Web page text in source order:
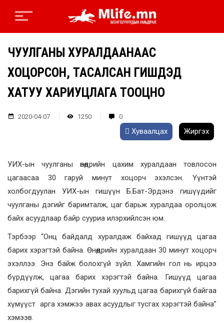
ЧУУЛГАНЫ ХУРАЛДААНААС
ХОЦОРСОН, ТАСАЛСАН ГИШҮҮДЭД
ХАТУУ ХАРИУЦЛАГА ТООЦНО
2020-04-07 1250 0
Хуваалцах Жиргэх
УИХ-ын чуулганы өнөөдрийн цахим хуралдаан товлосон
цагаасаа 30 гаруй минут хоцорч эхэлсэн. Үүнтэй
холбогдуулан УИХ-ын гишүүн Б.Бат-Эрдэнэ гишүүдийг
чуулганы дэгийг баримталж, цаг барьж хуралдаа оролцож
байх асуудлаар байр сууриа илэрхийлсэн юм.
Тэрбээр “Онц байдалд хуралдаж байхад гишүүд цагаа
барих хэрэгтэй байна. Өнөөдрийн хуралдаан 30 минут хоцорч
эхэллээ. Энэ байж болохгүй зүйл. Хамгийн гол нь ирцээ
бүрдүүлж, цагаа барих хэрэгтэй байна. Гишүүд цагаа
барихгүй байна. Дэгийн тухай хуульд цагаа барихгүй байгаа
хүмүүст арга хэмжээ авах асуудлыг тусгах хэрэгтэй байна”
хэмээв.